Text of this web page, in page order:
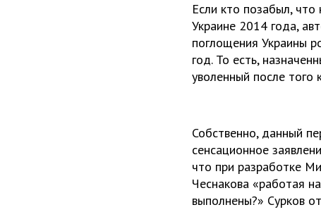
Если кто позабыл,
Украине 2014 года,
поглощения Украины
год. То есть,
уволенный после того
Собственно, данный
сенсационное
что при разработке
Чеснакова «работая
выполнены?» Сурков